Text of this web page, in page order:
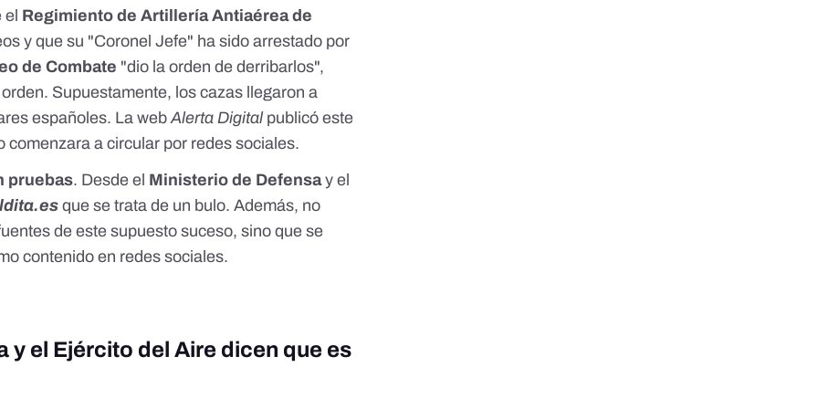
y psicopata, sino para la tremenda cantidad de espa&ntilde;oles que lo
lleno de ansias por el poder y por creerse sin ning&uacute;n
les enga&ntilde;aron, y despu&eacute;s de ver como les enga&ntilde;o al
las calles pero si salen cuando se lo ordenan sus redes clientelares y sus
en la que estais por G&amp;&quot;%/&middot;%/(%S.<br /> <br />
MAS DE 280 MILLONES EN AYUDAS MARRUECOS SE REARMA.
marruecos-podria-recibir-cazas-combate-f-16v-8081867</a></p>
marroqui-violan-el-espacio-aereo-espanol/</p> <p><a
3594717653879840">https://www.facebook.com/antonio.carrillo.9883/posts/3
m.facebook.com/story.php?
a></p>
Regimiento de Artillería Antiaérea de
y que su "Coronel Jefe" ha sido arrestado por
de Combate "dio la orden de derribarlos",
Supuestamente, los cazas llegaron a
españoles. La webAlerta Digitalpublicó este
comenzara a circular por redes sociales.
pruebas. Desde el Ministerio de Defensay el
que se trata de un bulo. Además, no
de este supuesto suceso, sino que se
contenido en redes sociales.
y el Ejército del Aire dicen que es